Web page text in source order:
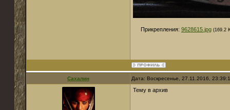
Прикрепления: 9628615.jpg (169.2
Сахалин Дата: Воскресенье, 27.11.2016,
Тему в архив